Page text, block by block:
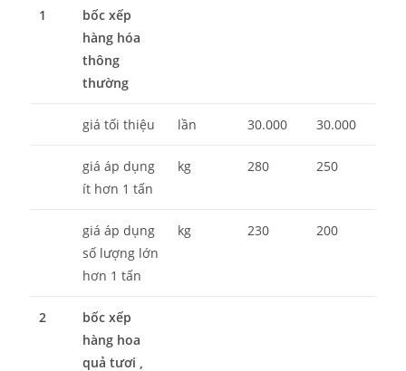
1
bốc xếp
hàng hóa
thông
thường
giá tối thiệu lần 30.000 30.000
giá áp dụng
ít hơn 1 tấn
kg 280 250
giá áp dụng
số lượng lớn
hơn 1 tấn
kg 230 200
2
bốc xếp
hàng hoa
quả tươi ,